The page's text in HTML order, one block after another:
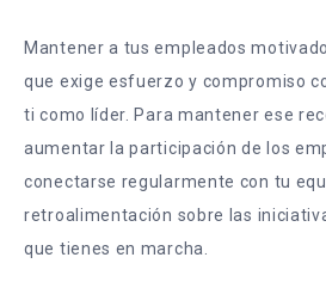
Mantener a tus empleados
que exige esfuerzo y compromiso
ti como líder. Para mantener ese
aumentar la participación de los
conectarse regularmente con tu
retroalimentación sobre las
que tienes en marcha.